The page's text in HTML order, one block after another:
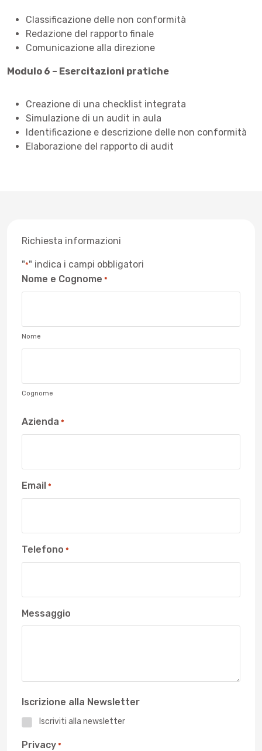
Classificazione delle non conformità
Redazione del rapporto finale
Comunicazione alla direzione
Modulo 6 – Esercitazioni pratiche
Creazione di una checklist integrata
Simulazione di un audit in aula
Identificazione e descrizione delle non conformità
Elaborazione del rapporto di audit
Richiesta informazioni
"*" indica i campi obbligatori
Nome e Cognome *
Nome
Cognome
Azienda *
Email *
Telefono *
Messaggio
Iscrizione alla Newsletter
Iscriviti alla newsletter
Privacy *